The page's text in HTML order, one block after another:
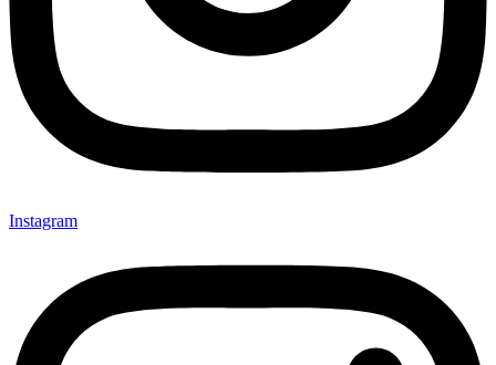
Instagram